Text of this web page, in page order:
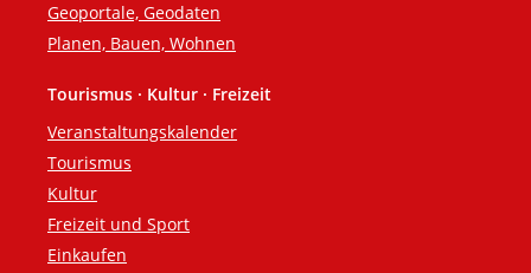
Geoportale, Geodaten
Planen, Bauen, Wohnen
Tourismus · Kultur · Freizeit
Veranstaltungskalender
Tourismus
Kultur
Freizeit und Sport
Einkaufen